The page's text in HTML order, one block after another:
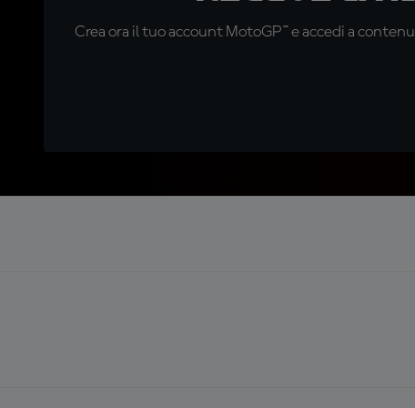
Crea ora il tuo account MotoGP™ e accedi a